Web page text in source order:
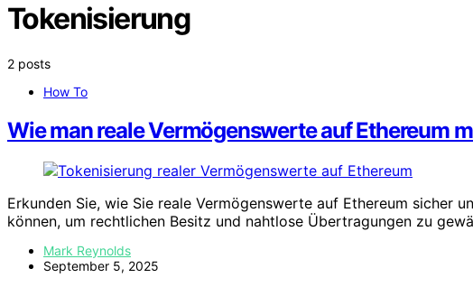
Tokenisierung
2 posts
How To
Wie man reale Vermögenswerte auf Ethereum
Erkunden Sie, wie Sie reale Vermögenswerte auf Ethereum sicher
können, um rechtlichen Besitz und nahtlose Übertragungen zu
Mark Reynolds
September 5, 2025